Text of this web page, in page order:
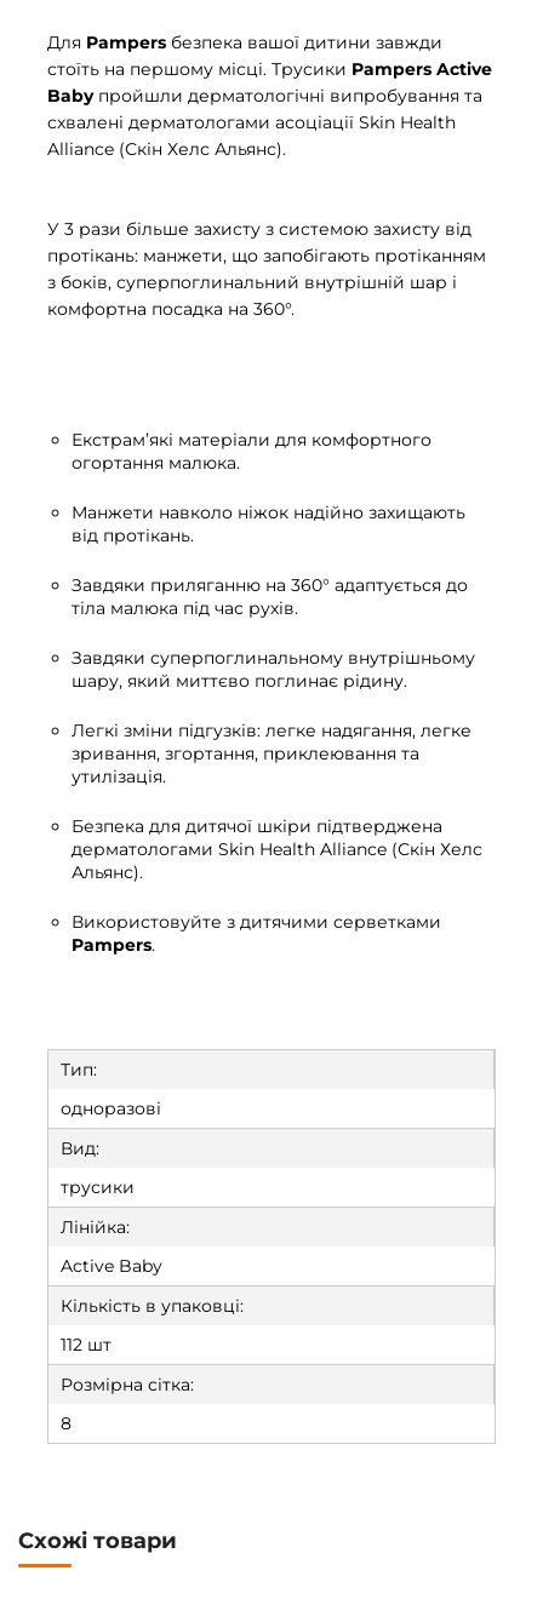
Для Pampers безпека вашої дитини завжди
стоїть на першому місці. Трусики Pampers Active
Babyпройшли дерматологічні випробування та
схвалені дерматологами асоціації Skin Health
Alliance (Скін Хелс Альянс).
У 3 рази більше захисту з системою захисту від
протікань: манжети, що запобігають протіканням
з боків, суперпоглинальний внутрішній шар і
комфортна посадка на 360°.
Екстрам’які матеріали для комфортного
огортання малюка.
Манжети навколо ніжок надійно захищають
від протікань.
Завдяки приляганню на 360° адаптується до
тіла малюка під час рухів.
Завдяки суперпоглинальному внутрішньому
шару, який миттєво поглинає рідину.
Легкі зміни підгузків: легке надягання, легке
зривання, згортання, приклеювання та
утилізація.
Безпека для дитячої шкіри підтверджена
дерматологами Skin Health Alliance (Скін Хелс
Альянс).
Використовуйте з дитячими серветками
Pampers.
Тип:
одноразові
Вид:
трусики
Лінійка:
Active Baby
Кількість в упаковці:
112 шт
Розмірна сітка:
8
Схожі товари